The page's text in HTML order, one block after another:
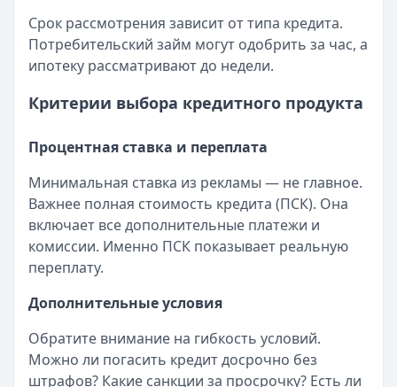
Срок рассмотрения зависит от типа кредита.
Потребительский займ могут одобрить за час, а
ипотеку рассматривают до недели.
Критерии выбора кредитного продукта
Процентная ставка и переплата
Минимальная ставка из рекламы — не главное.
Важнее полная стоимость кредита (ПСК). Она
включает все дополнительные платежи и
комиссии. Именно ПСК показывает реальную
переплату.
Дополнительные условия
Обратите внимание на гибкость условий.
Можно ли погасить кредит досрочно без
штрафов? Какие санкции за просрочку? Есть ли